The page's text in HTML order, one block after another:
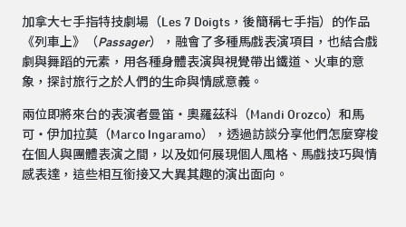
加拿大七手指特技劇場（Les 7 Doigts，後簡稱七手指）的作品
《列車上》（Passager），融會了多種馬戲表演項目，也結合戲
劇與舞蹈的元素，用各種身體表演與視覺帶出鐵道、火車的意
象，探討旅行之於人們的生命與情感意義。
兩位即將來台的表演者曼笛‧奧羅茲科（Mandi Orozco）和馬
可‧伊加拉莫（Marco Ingaramo），透過訪談分享他們怎麼穿梭
在個人與團體表演之間，以及如何展現個人風格、馬戲技巧與情
感表達，這些相互銜接又大異其趣的演出面向。